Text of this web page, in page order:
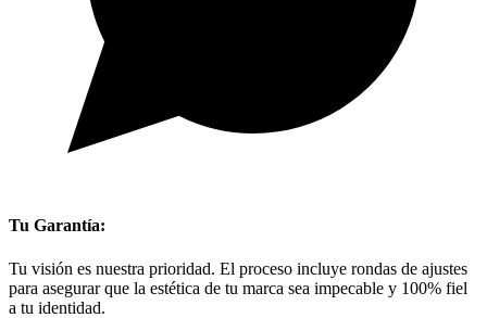
Tu Garantía:
Tu visión es nuestra prioridad. El proceso incluye rondas de ajustes
para asegurar que la estética de tu marca sea impecable y 100% fiel
a tu identidad.